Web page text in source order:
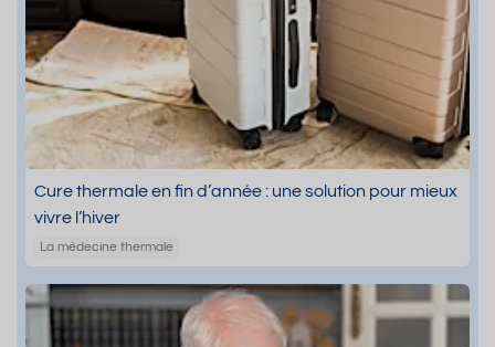
Cure thermale en fin d’année : une solution pour mieux
vivre l’hiver
La médecine thermale